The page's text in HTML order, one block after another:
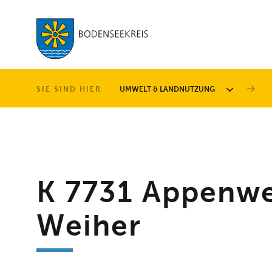
SIE SIND HIER UMWELT & LANDNUTZUNG
K 7731
Weiher